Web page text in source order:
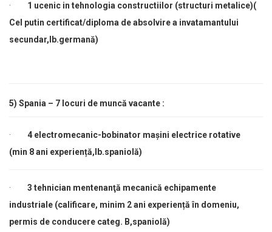
· 1 ucenic in tehnologia constructiilor (structuri metalice)(
Cel putin certificat/diploma de absolvire a invatamantului
secundar,lb.germană)
5) Spania – 7 locuri de muncă vacante :
· 4 electromecanic-bobinator mașini electrice rotative
(min 8 ani experiență,lb.spaniolă)
· 3 tehnician mentenanţă mecanică echipamente
industriale (calificare, minim 2 ani experiență în domeniu,
permis de conducere categ. B,spaniolă)